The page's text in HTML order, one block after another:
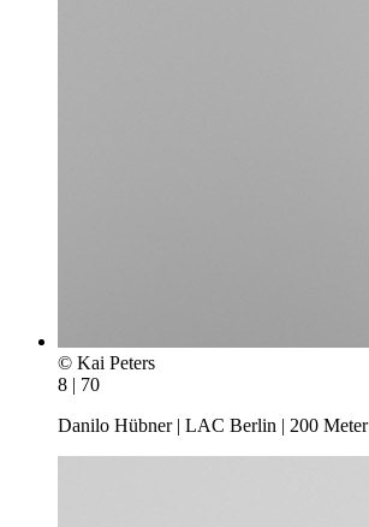
© Kai Peters
8 | 70
Danilo Hübner | LAC Berlin | 200 Meter